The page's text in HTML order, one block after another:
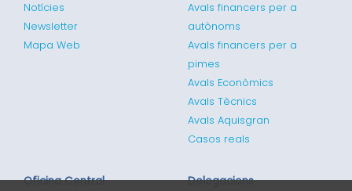
Notícies
Newsletter
Mapa Web
Avals financers per a
autònoms
Avals financers per a
pimes
Avals Econòmics
Avals Tècnics
Avals Aquisgran
Casos reals
Oficina Central Delegacions